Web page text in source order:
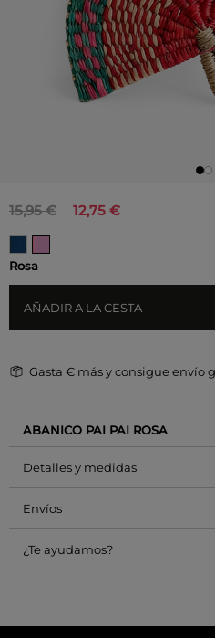
12,75 €
15,95 €
Rosa
AÑADIR A LA CESTA
Gasta € más y consigue envío
ABANICO PAI PAI ROSA
Detalles y medidas
Envíos
¿Te ayudamos?